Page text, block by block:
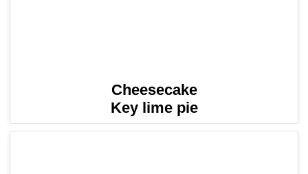
Cheesecake
Key lime pie